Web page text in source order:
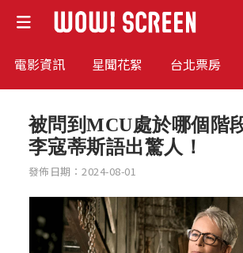
電影資訊 星聞花絮 台北票房
被問到MCU處於哪個階
李寇蒂斯語出驚人！
發佈日期：2024-08-01